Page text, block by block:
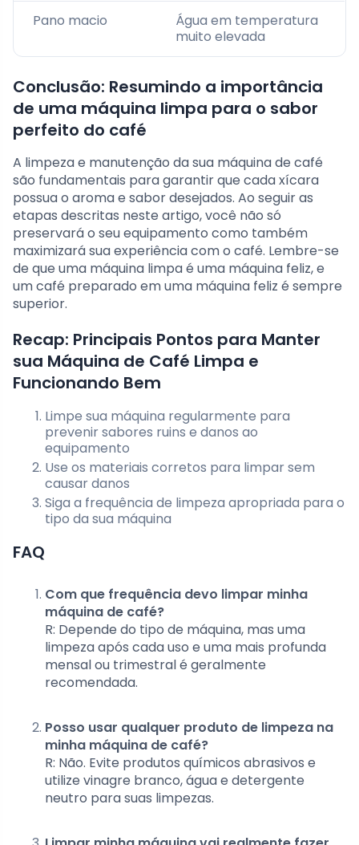
Pano macio
Água em temperatura
muito elevada
Conclusão: Resumindo a importância
de uma máquina limpa para o sabor
perfeito do café
A limpeza e manutenção da sua máquina de café
são fundamentais para garantir que cada xícara
possua o aroma e sabor desejados. Ao seguir as
etapas descritas neste artigo, você não só
preservará o seu equipamento como também
maximizará sua experiência com o café. Lembre-se
de que uma máquina limpa é uma máquina feliz, e
um café preparado em uma máquina feliz é sempre
superior.
Recap: Principais Pontos para Manter
sua Máquina de Café Limpa e
Funcionando Bem
Limpe sua máquina regularmente para
prevenir sabores ruins e danos ao
equipamento
Use os materiais corretos para limpar sem
causar danos
Siga a frequência de limpeza apropriada para o
tipo da sua máquina
FAQ
Com que frequência devo limpar minha
máquina de café?
R: Depende do tipo de máquina, mas uma
limpeza após cada uso e uma mais profunda
mensal ou trimestral é geralmente
recomendada.
Posso usar qualquer produto de limpeza na
minha máquina de café?
R: Não. Evite produtos químicos abrasivos e
utilize vinagre branco, água e detergente
neutro para suas limpezas.